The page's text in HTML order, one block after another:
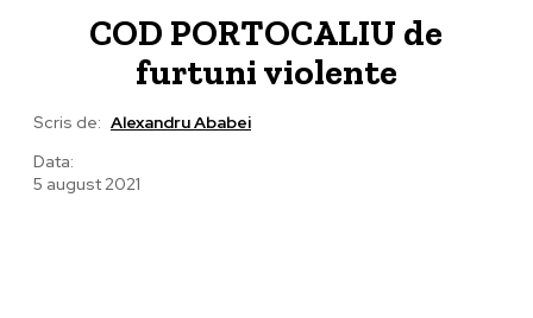
COD PORTOCALIU de
furtuni violente
Scris de: Alexandru Ababei
Data:
5 august 2021